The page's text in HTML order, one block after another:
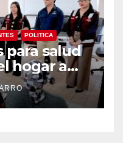
POLITICA
para salud
hogar a
Lucas